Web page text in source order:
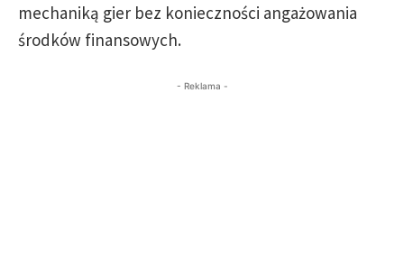
mechaniką gier bez konieczności angażowania
środków finansowych.
- Reklama -